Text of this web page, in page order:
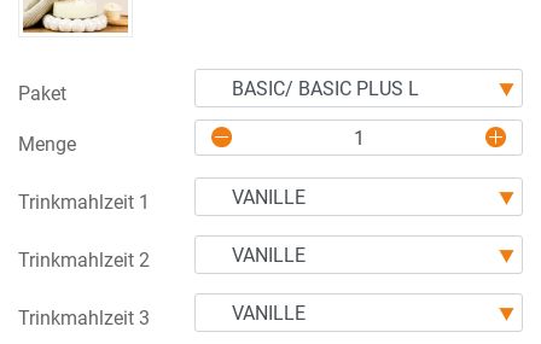
Paket
Menge
Trinkmahlzeit 1
Trinkmahlzeit 2
Trinkmahlzeit 3